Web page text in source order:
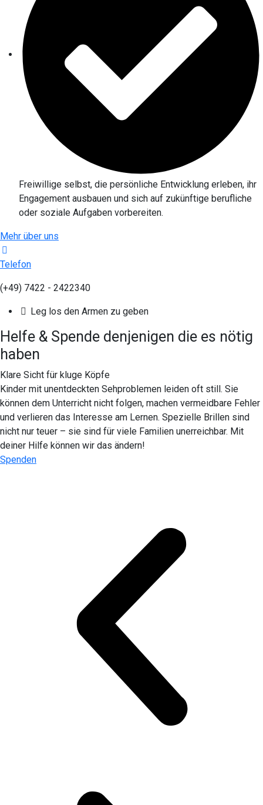
Freiwillige selbst, die persönliche Entwicklung erleben, ihr
Engagement ausbauen und sich auf zukünftige berufliche
oder soziale Aufgaben vorbereiten.
Mehr über uns
Telefon
(+49) 7422 - 2422340
Leg los den Armen zu geben
Helfe & Spende denjenigen die es nötig
haben
Klare Sicht für kluge Köpfe
Kinder mit unentdeckten Sehproblemen leiden oft still. Sie
können dem Unterricht nicht folgen, machen vermeidbare Fehler
und verlieren das Interesse am Lernen. Spezielle Brillen sind
nicht nur teuer – sie sind für viele Familien unerreichbar. Mit
deiner Hilfe können wir das ändern!
Spenden